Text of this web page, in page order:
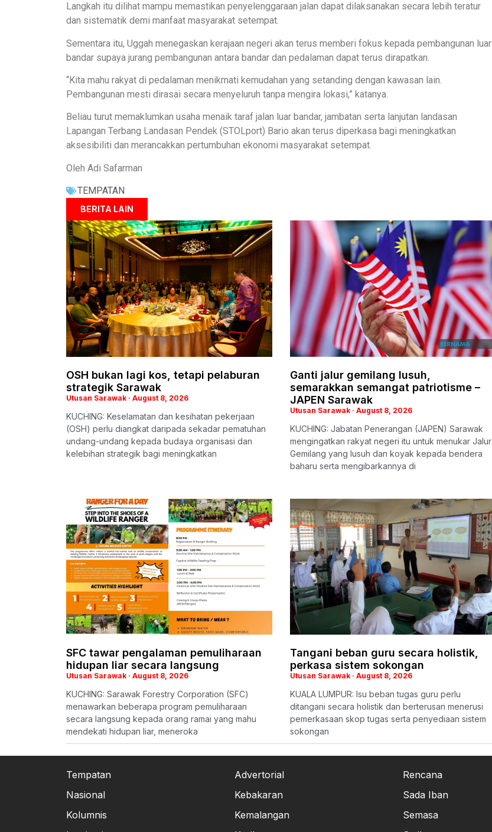
Langkah itu dilihat mampu memastikan penyelenggaraan jalan dapat dilaksanakan secara lebih teratur
dan sistematik demi manfaat masyarakat setempat.
Sementara itu, Uggah menegaskan kerajaan negeri akan terus memberi fokus kepada pembangunan luar
bandar supaya jurang pembangunan antara bandar dan pedalaman dapat terus dirapatkan.
“Kita mahu rakyat di pedalaman menikmati kemudahan yang setanding dengan kawasan lain.
Pembangunan mesti dirasai secara menyeluruh tanpa mengira lokasi,” katanya.
Beliau turut memaklumkan usaha menaik taraf jalan luar bandar, jambatan serta lanjutan landasan
Lapangan Terbang Landasan Pendek (STOLport) Bario akan terus diperkasa bagi meningkatkan
aksesibiliti dan merancakkan pertumbuhan ekonomi masyarakat setempat.
Oleh Adi Safarman
TEMPATAN
BERITA LAIN
OSH bukan lagi kos, tetapi pelaburan
strategik Sarawak
Utusan Sarawak August 8, 2026
KUCHING: Keselamatan dan kesihatan pekerjaan
(OSH) perlu diangkat daripada sekadar pematuhan
undang-undang kepada budaya organisasi dan
kelebihan strategik bagi meningkatkan
Ganti jalur gemilang lusuh,
semarakkan semangat patriotisme –
JAPEN Sarawak
Utusan Sarawak August 8, 2026
KUCHING: Jabatan Penerangan (JAPEN) Sarawak
mengingatkan rakyat negeri itu untuk menukar Jalur
Gemilang yang lusuh dan koyak kepada bendera
baharu serta mengibarkannya di
SFC tawar pengalaman pemuliharaan
hidupan liar secara langsung
Utusan Sarawak August 8, 2026
KUCHING: Sarawak Forestry Corporation (SFC)
menawarkan beberapa program pemuliharaan
secara langsung kepada orang ramai yang mahu
mendekati hidupan liar, meneroka
Tangani beban guru secara holistik,
perkasa sistem sokongan
Utusan Sarawak August 8, 2026
KUALA LUMPUR: Isu beban tugas guru perlu
ditangani secara holistik dan berterusan menerusi
pemerkasaan skop tugas serta penyediaan sistem
sokongan
Tempatan
Nasional
Kolumnis
Advertorial
Kebakaran
Kemalangan
Rencana
Sada Iban
Semasa